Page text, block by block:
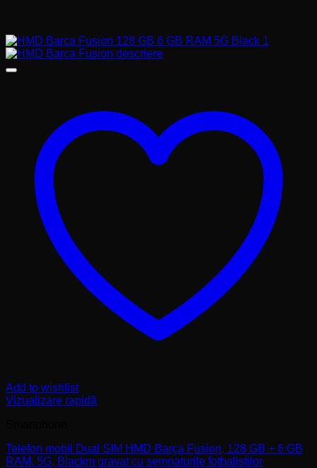
Add to wishlist
Vizualizare rapidă
Telefon mobil Dual SIM HMD Barça Fusion, 128 GB + 6 GB
RAM, 5G, Blackm gravat cu semnaturile fotbalistilor